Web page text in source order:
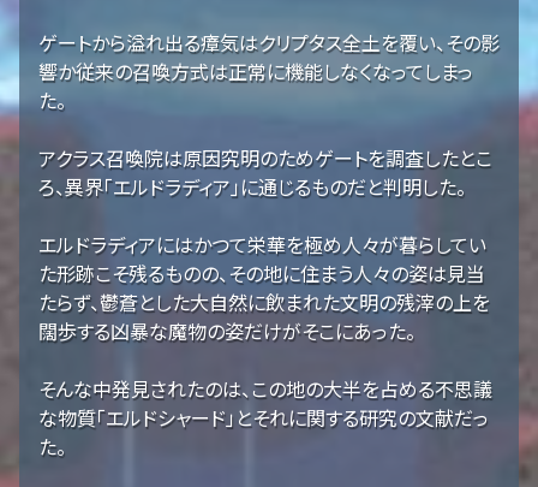
ゲートから溢れ出る瘴気はクリプタス全土を覆い、その影
響か従来の召喚方式は正常に機能しなくなってしまっ
た。
アクラス召喚院は原因究明のためゲートを調査したとこ
ろ、異界「エルドラディア」に通じるものだと判明した。
エルドラディアにはかつて栄華を極め人々が暮らしてい
た形跡こそ残るものの、その地に住まう人々の姿は見当
たらず、鬱蒼とした大自然に飲まれた文明の残滓の上を
闊歩する凶暴な魔物の姿だけがそこにあった。
そんな中発見されたのは、この地の大半を占める不思議
な物質「エルドシャード」とそれに関する研究の文献だっ
た。